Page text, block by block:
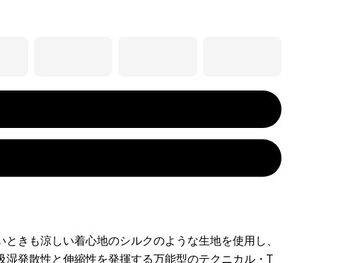
ときも涼しい着心地のシルクのような生地を使用し、
湿発散性と伸縮性を発揮する万能型のテクニカル・T